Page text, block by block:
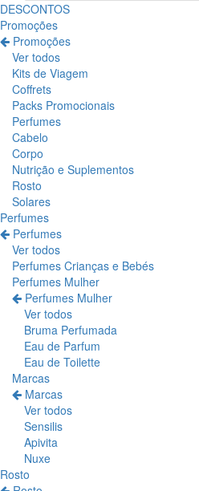
DESCONTOS
Promoções
Promoções
Ver todos
Kits de Viagem
Coffrets
Packs Promocionais
Perfumes
Cabelo
Corpo
Nutrição e Suplementos
Rosto
Solares
Perfumes
Perfumes
Ver todos
Perfumes Crianças e Bebés
Perfumes Mulher
Perfumes Mulher
Ver todos
Bruma Perfumada
Eau de Parfum
Eau de Toilette
Marcas
Marcas
Ver todos
Sensilis
Apivita
Nuxe
Rosto